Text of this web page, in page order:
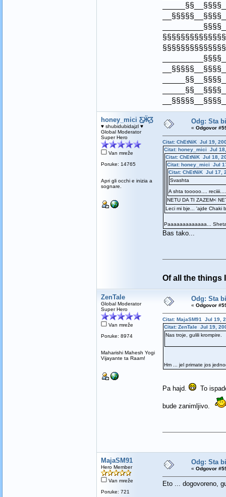
honey_mici Ƹ̵̡Ӝ̵̨̄Ʒ
♥ shubidubidajzl ♥
Global Moderator
Super Hero
Van mreže
Poruke: 14765
Apri gli occhi e inizia a
sognare.
Odg: Sta
« Odgovor
Citat: ChEtNiK Jul 19,
Citat: honey_mici Jul
Citat: ChEtNiK Jul 18,
Citat: honey_mici Jul
Citat: ChEtNiK Jul 17,
Svashta
A shta tooooo....
NETU DA TI ZAZEM<
Leci mi bje... 'ajde Chaki
Paaaaaaaaaaaaa...
Bas tako...
Of all the things
ZenTale
Global Moderator
Super Hero
Van mreže
Poruke: 8974
Maharishi Mahesh Yogi
Vijayante ta Raam!
Odg: Sta
« Odgovor
Citat: MajaSM91 Jul 19,
Citat: ZenTale Jul 19,
Nas troje, gulili krompire.
Hm ... jel primate jos
Pa hajd. To
bude zanimljivo.
MajaSM91
Hero Member
Van mreže
Poruke: 721
Odg: Sta
« Odgovor
Eto ... dogovoreno,